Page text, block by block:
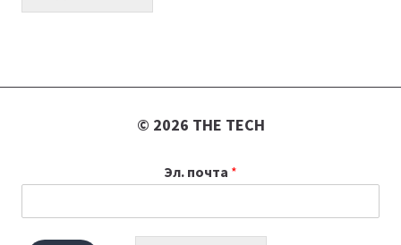
© 2026 THE TECH
Эл. почта *